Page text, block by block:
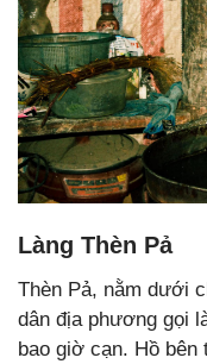
Làng Thèn Pả
Thèn Pả, nằm dưới
dân địa phương gọi
bao giờ cạn. Hồ bên